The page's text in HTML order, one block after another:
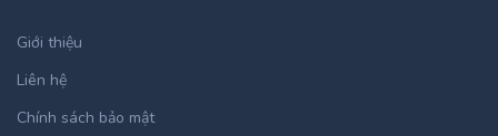
Giới thiệu
Liên hệ
Chính sách bảo mật